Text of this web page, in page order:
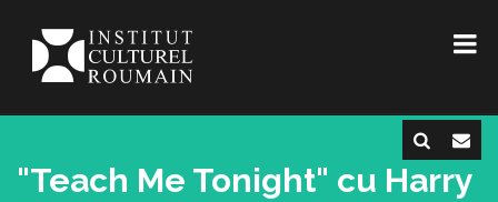
"Teach Me Tonight" cu Harry